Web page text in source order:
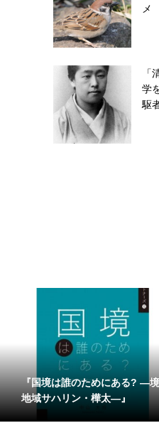
メ
「
学
駆
『国境は誰のためにある? ―
地域サハリン・樺太―』